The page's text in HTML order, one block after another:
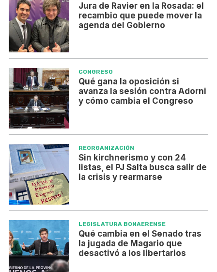
Jura de Ravier en la Rosada: el
recambio que puede mover la
agenda del Gobierno
CONGRESO
Qué gana la oposición si
avanza la sesión contra Adorni
y cómo cambia el Congreso
REORGANIZACIÓN
Sin kirchnerismo y con 24
listas, el PJ Salta busca salir de
la crisis y rearmarse
LEGISLATURA BONAERENSE
Qué cambia en el Senado tras
la jugada de Magario que
desactivó a los libertarios